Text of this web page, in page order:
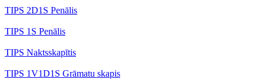
TIPS 2D1S Penālis
TIPS 1S Penālis
TIPS Naktsskapītis
TIPS 1V1D1S Grāmatu skapis